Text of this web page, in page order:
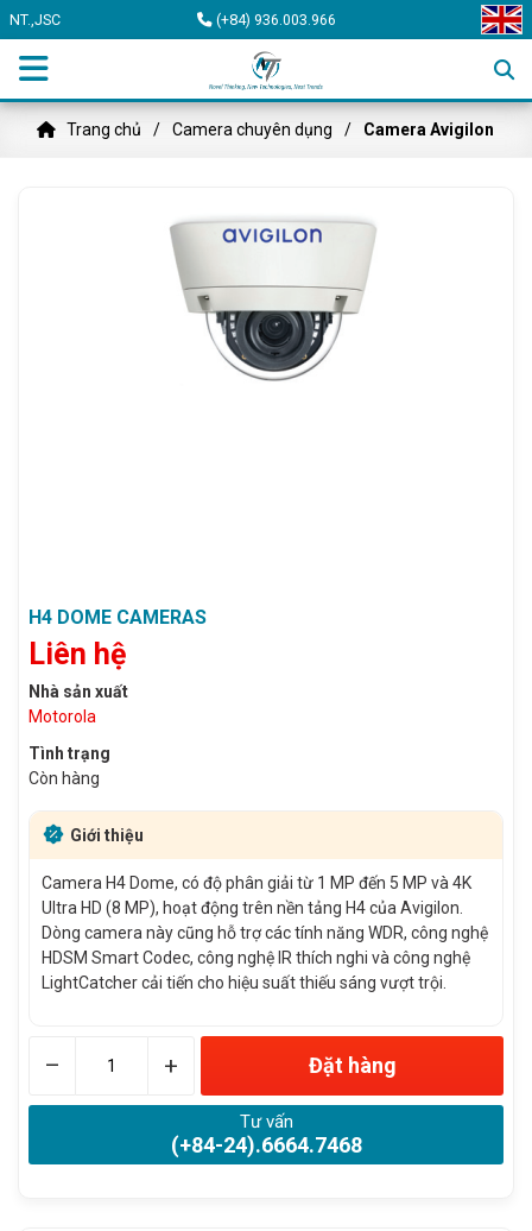
NT.,JSC (+84) 936.003.966
Trang chủ Camera chuyên dụng Camera Avigilon
H4 DOME CAMERAS
Liên hệ
Nhà sản xuất
Motorola
Tình trạng
Còn hàng
Giới thiệu
Camera H4 Dome, có độ phân giải từ 1 MP đến 5 MP và 4K
Ultra HD (8 MP), hoạt động trên nền tảng H4 của Avigilon.
Dòng camera này cũng hỗ trợ các tính năng WDR, công nghệ
HDSM Smart Codec, công nghệ IR thích nghi và công nghệ
LightCatcher cải tiến cho hiệu suất thiếu sáng vượt trội.
– + Đặt hàng
Tư vấn
(+84-24).6664.7468